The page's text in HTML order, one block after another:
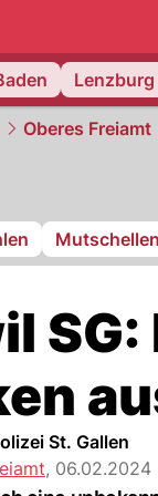
Lenzburg
Oberes Freiamt
St. Gallen
, 06.02.2024